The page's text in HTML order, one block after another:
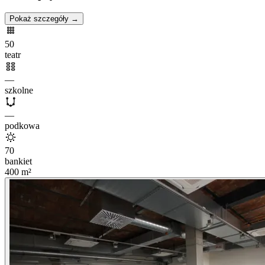
Pokaż szczegóły →
50
teatr
—
szkolne
—
podkowa
70
bankiet
400 m²